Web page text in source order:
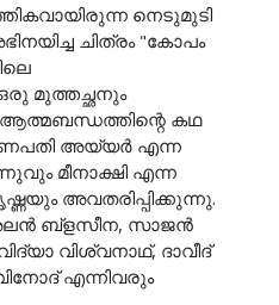
നെടുമുടി
ചിത്രം "കോപം
മുത്തച്ഛനും
കഥ
അയ്യർ എന്ന
മീനാക്ഷി എന്ന
അവതരിപ്പിക്കുന്നു.
ബ്ളസീന, സാജൻ
വിശ്വനാഥ്, ദാവീദ്
എന്നിവരും